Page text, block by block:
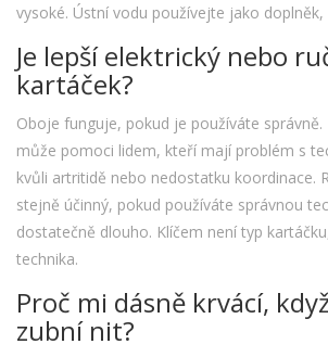
vysoké. Ústní vodu používejte jako
Je lepší elektrický nebo
kartáček?
Oboje funguje, pokud je používáte správně.
může pomoci lidem, kteří mají problém s
kvůli artritidě nebo nedostatku koordinace.
stejně účinný, pokud používáte správnou
dostatečně dlouho. Klíčem není typ
technika.
Proč mi dásně krvácí,
zubní nit?